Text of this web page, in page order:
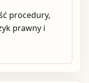
procedury,
prawny i